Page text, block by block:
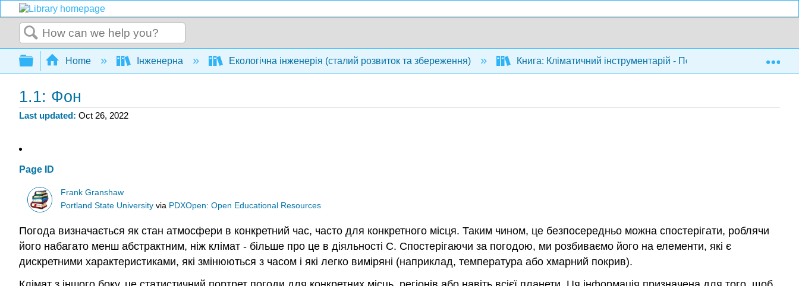
Search
Expand/collapse global hierarchy
Home Інженерна Екологічна інженерія (сталий розвиток та збереження) Книга: Кліматичний інструментарій - Посібник з ресурсів для
1.1: Фон
Last updated Oct 26, 2022
Page ID
Frank Granshaw
Portland State Universityvia PDXOpen: Open Educational Resources
Погода визначається як стан атмосфери в конкретний час, часто для конкретного місця. Таким чином, це безпосередньо можна спостерігати, роблячи
його набагато менш абстрактним, ніж клімат - більше про це в діяльності C. Спостерігаючи за погодою, ми розбиваємо його на елементи, які є
дискретними характеристиками, які змінюються з часом і які легко виміряні (наприклад, температура або хмарний покрив).